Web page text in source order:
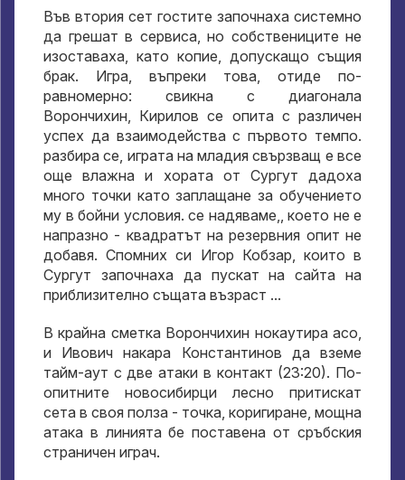
Във втория сет гостите започнаха системно
да грешат в сервиса, но собствениците не
изоставаха, като копие, допускащо същия
брак. Игра, въпреки това, отиде по-
равномерно: свикна с диагонала
Ворончихин, Кирилов се опита с различен
успех да взаимодейства с първото темпо.
разбира се, играта на младия свързващ е все
още влажна и хората от Сургут дадоха
много точки като заплащане за обучението
му в бойни условия. се надяваме,, което не е
напразно - квадратът на резервния опит не
добавя. Спомних си Игор Кобзар, които в
Сургут започнаха да пускат на сайта на
приблизително същата възраст ...
В крайна сметка Ворончихин нокаутира асо,
и Ивович накара Константинов да вземе
тайм-аут с две атаки в контакт (23:20). По-
опитните новосибирци лесно притискат
сета в своя полза - точка, коригиране, мощна
атака в линията бе поставена от сръбския
страничен играч.